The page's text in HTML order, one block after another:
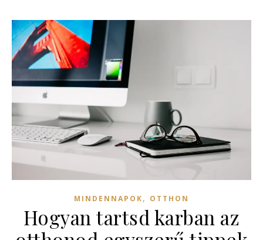
MINDENNAPOK, OTTHON
Hogyan tartsd karban az